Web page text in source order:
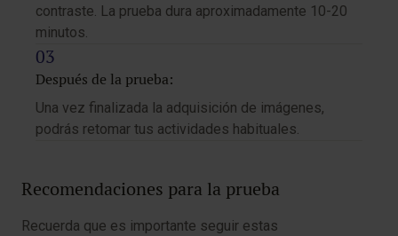
contraste. La prueba dura aproximadamente 10-20
minutos.
Después de la prueba:
Una vez finalizada la adquisición de imágenes,
podrás retomar tus actividades habituales.
Recomendaciones para la prueba
Recuerda que es importante seguir estas